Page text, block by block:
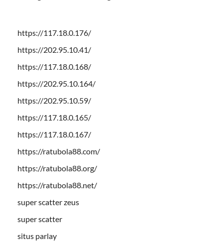
https://117.18.0.176/
https://202.95.10.41/
https://117.18.0.168/
https://202.95.10.164/
https://202.95.10.59/
https://117.18.0.165/
https://117.18.0.167/
https://ratubola88.com/
https://ratubola88.org/
https://ratubola88.net/
super scatter zeus
super scatter
situs parlay